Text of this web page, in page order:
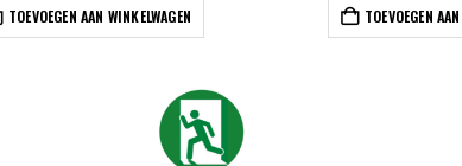
TOEVOEGEN AAN WINKELWAGEN TOEVOEGEN